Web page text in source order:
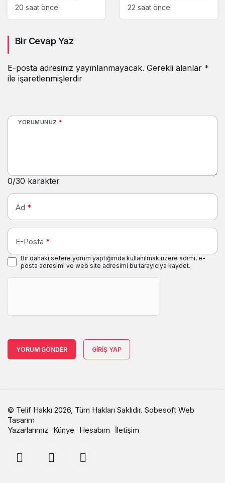
kayıp ve buluntu
çıkaracak
20 saat önce
Moskova’ya taşıdı
22 saat önce
Bir Cevap Yaz
E-posta adresiniz yayınlanmayacak. Gerekli alanlar *
ile işaretlenmişlerdir
YORUMUNUZ *
0/30 karakter
Ad *
E-Posta *
Bir dahaki sefere yorum yaptığımda kullanılmak üzere adımı, e-
posta adresimi ve web site adresimi bu tarayıcıya kaydet.
YORUM GÖNDER GIRIŞ YAP
© Telif Hakkı 2026, Tüm Hakları Saklıdır. Sobesoft Web
Tasarım
Yazarlarımız
Künye Hesabım İletişim